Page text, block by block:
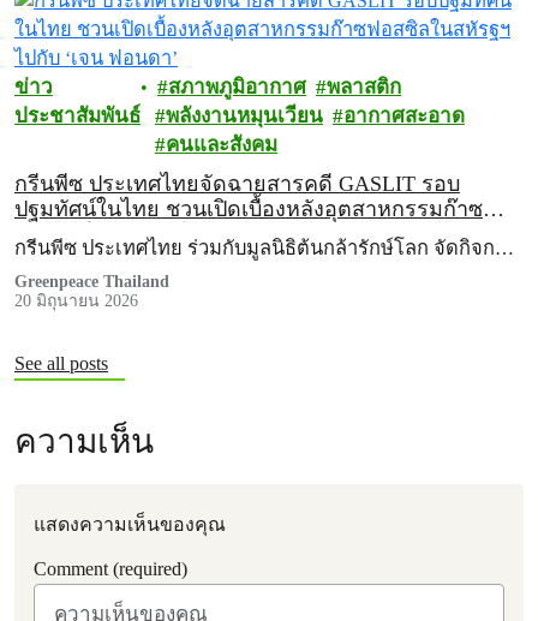
ข่าว
ประชาสัมพันธ์
สภาพภูมิอากาศ
พลาสติก
พลังงานหมุนเวียน
อากาศสะอาด
คนและสังคม
กรีนพีซ ประเทศไทยจัดฉายสารคดี GASLIT รอบ
ปฐมทัศน์ในไทย ชวนเปิดเบื้องหลังอุตสาหกรรมก๊าซ
ฟอสซิลในสหัรฐฯ ไปกับ ‘เจน ฟอนดา’
กรีนพีซ ประเทศไทย ร่วมกับมูลนิธิต้นกล้ารักษ์โลก จัดกิจก…
Greenpeace Thailand
20 มิถุนายน 2026
See all posts
ความเห็น
แสดงความเห็นของคุณ
Comment (required)